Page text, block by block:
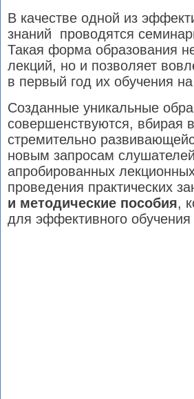
В качестве одной из
знаний
проводятся
Такая форма образования
лекций, но и позволяет
в первый год их обучения
Созданные уникальные
совершенствуются, вбирая
стремительно
новым запросам
апробированных
проведения практических
и методические пособия,
для эффективного